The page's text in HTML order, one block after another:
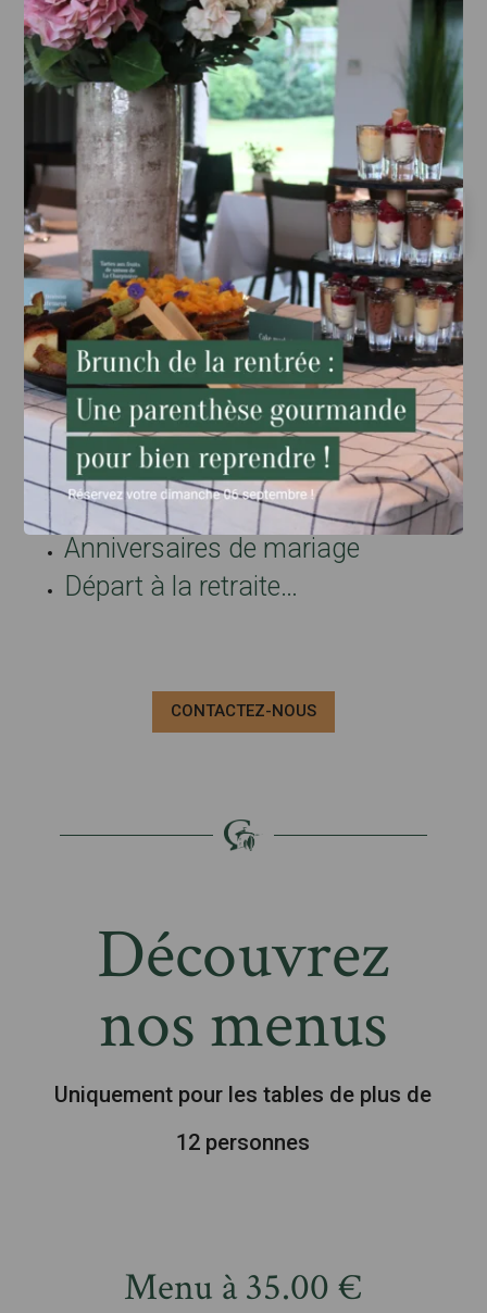
Anniversaires
Cousinades
Baptêmes
Communions
Anniversaires de mariage
Départ à la retraite…
CONTACTEZ-NOUS
Découvrez
nos menus
Uniquement pour les tables de plus de
12 personnes
Menu à 35.00 €